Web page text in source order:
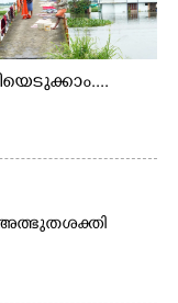
അത്ഭുതശക്തി